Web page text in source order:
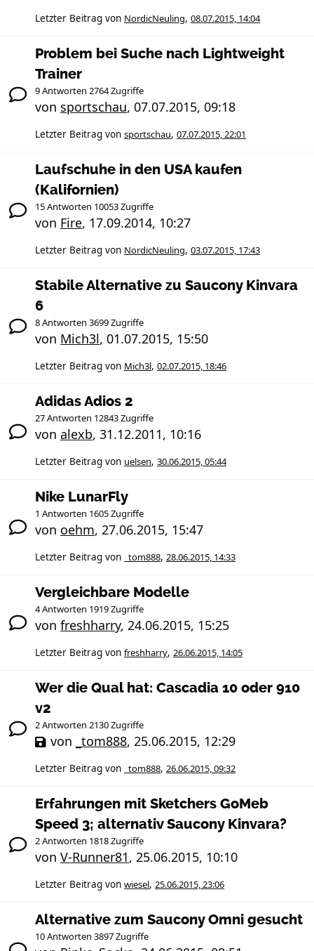
Letzter Beitrag von NordicNeuling, 08.07.2015, 14:04
Problem bei Suche nach Lightweight
Trainer
9 Antworten 2764 Zugriffe
von sportschau, 07.07.2015, 09:18
Letzter Beitrag von sportschau, 07.07.2015, 22:01
Laufschuhe in den USA kaufen
(Kalifornien)
15 Antworten 10053 Zugriffe
von Fire, 17.09.2014, 10:27
Letzter Beitrag von NordicNeuling, 03.07.2015, 17:43
Stabile Alternative zu Saucony Kinvara
6
8 Antworten 3699 Zugriffe
von Mich3l, 01.07.2015, 15:50
Letzter Beitrag von Mich3l, 02.07.2015, 18:46
Adidas Adios 2
27 Antworten 12843 Zugriffe
von alexb, 31.12.2011, 10:16
Letzter Beitrag von uelsen, 30.06.2015, 05:44
Nike LunarFly
1 Antworten 1605 Zugriffe
von oehm, 27.06.2015, 15:47
Letzter Beitrag von _tom888, 28.06.2015, 14:33
Vergleichbare Modelle
4 Antworten 1919 Zugriffe
von freshharry, 24.06.2015, 15:25
Letzter Beitrag von freshharry, 26.06.2015, 14:05
Wer die Qual hat: Cascadia 10 oder 910
v2
2 Antworten 2130 Zugriffe
von _tom888, 25.06.2015, 12:29
Letzter Beitrag von _tom888, 26.06.2015, 09:32
Erfahrungen mit Sketchers GoMeb
Speed 3; alternativ Saucony Kinvara?
2 Antworten 1818 Zugriffe
von V-Runner81, 25.06.2015, 10:10
Letzter Beitrag von wiesel, 25.06.2015, 23:06
Alternative zum Saucony Omni gesucht
10 Antworten 3897 Zugriffe